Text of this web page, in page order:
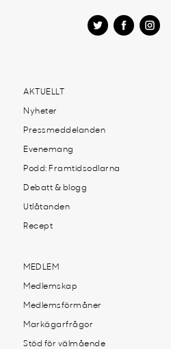
AKTUELLT
Nyheter
Pressmeddelanden
Evenemang
Podd: Framtidsodlarna
Debatt & blogg
Utlåtanden
Recept
MEDLEM
Medlemskap
Medlemsförmåner
Markägarfrågor
Stöd för välmående